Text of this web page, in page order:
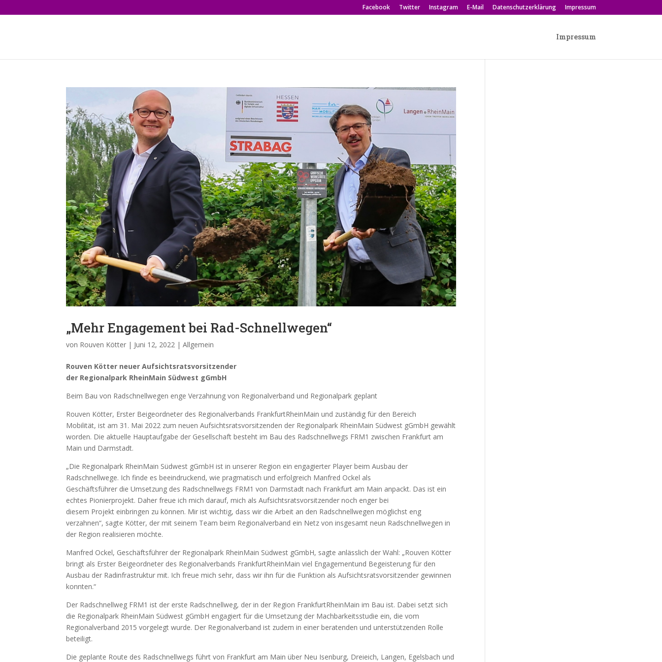
Facebook Twitter Instagram E-Mail Datenschutzerklärung Impressum
Impressum
„Mehr Engagement bei Rad-Schnellwegen“
von Rouven Kötter | Juni 12, 2022 |Allgemein
Rouven Kötter neuer Aufsichtsratsvorsitzender
der Regionalpark RheinMain Südwest gGmbH
Beim Bau von Radschnellwegen enge Verzahnung von Regionalverband und Regionalpark geplant
Rouven Kötter, Erster Beigeordneter des Regionalverbands FrankfurtRheinMain und zuständig für den Bereich
Mobilität, ist am 31. Mai 2022 zum neuen Aufsichtsratsvorsitzenden der Regionalpark RheinMain Südwest gGmbH gewählt
worden. Die aktuelle Hauptaufgabe der Gesellschaft besteht im Bau des Radschnellwegs FRM1 zwischen Frankfurt am
Main und Darmstadt.
„Die Regionalpark RheinMain Südwest gGmbH ist in unserer Region ein engagierter Player beim Ausbau der
Radschnellwege. Ich finde es beeindruckend, wie pragmatisch und erfolgreich Manfred Ockel als
Geschäftsführer die Umsetzung des Radschnellwegs FRM1 von Darmstadt nach Frankfurt am Main anpackt. Das ist ein
echtes Pionierprojekt. Daher freue ich mich darauf, mich als Aufsichtsratsvorsitzender noch enger bei
diesem Projekt einbringen zu können. Mir ist wichtig, dass wir die Arbeit an den Radschnellwegen möglichst eng
verzahnen“, sagte Kötter, der mit seinem Team beim Regionalverband ein Netz von insgesamt neun Radschnellwegen in
der Region realisieren möchte.
Manfred Ockel, Geschäftsführer der Regionalpark RheinMain Südwest gGmbH, sagte anlässlich der Wahl: „Rouven Kötter
bringt als Erster Beigeordneter des Regionalverbands FrankfurtRheinMain viel Engagementund Begeisterung für den
Ausbau der Radinfrastruktur mit. Ich freue mich sehr, dass wir ihn für die Funktion als Aufsichtsratsvorsitzender gewinnen
konnten.“
Der Radschnellweg FRM1 ist der erste Radschnellweg, der in der Region FrankfurtRheinMain im Bau ist. Dabei setzt sich
die Regionalpark RheinMain Südwest gGmbH engagiert für die Umsetzung der Machbarkeitsstudie ein, die vom
Regionalverband 2015 vorgelegt wurde. Der Regionalverband ist zudem in einer beratenden und unterstützenden Rolle
beteiligt.
Die geplante Route des Radschnellwegs führt von Frankfurt am Main über Neu Isenburg, Dreieich, Langen, Egelsbach und